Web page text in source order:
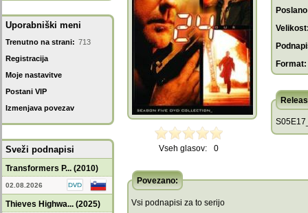
Uporabniški meni
Trenutno na strani: 713
Registracija
Moje nastavitve
Postani VIP
Izmenjava povezav
Sveži podnapisi
Transformers P... (2010)
02.08.2026
Thieves Highwa... (2025)
Vseh glasov: 0
Format:
Povezano:
Vsi podnapisi za to serijo